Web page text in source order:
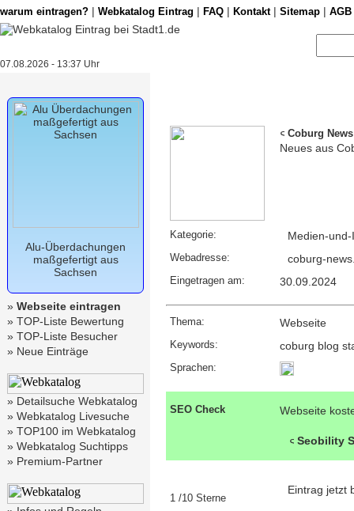
warum eintragen? | Webkatalog Eintrag | FAQ | Kontakt| Sitemap | AGB
07.08.2026 - 13:37 Uhr
Alu-Überdachungen
maßgefertigt aus
Sachsen
» Webseite eintragen
» TOP-Liste Bewertung
» TOP-Liste Besucher
» Neue Einträge
» Detailsuche Webkatalog
» Webkatalog Livesuche
» TOP100 im Webkatalog
» Webkatalog Suchtipps
» Premium-Partner
Coburg News
Neues aus
Kategorie: Medien-
Webadresse: coburg-
Eingetragen am: 30.09.2024
Thema: Webseite
Keywords: coburg blog
Sprachen:
SEO Check Webseite
Seobility
1 /10 Sterne
Eintrag jetzt